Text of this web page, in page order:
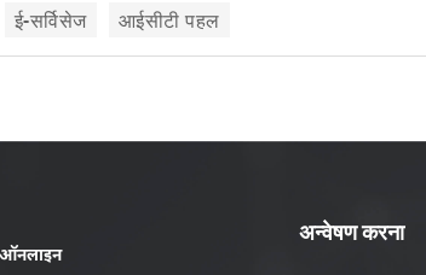
ई-सर्विसेज आईसीटी पहल
अन्वेषण करना